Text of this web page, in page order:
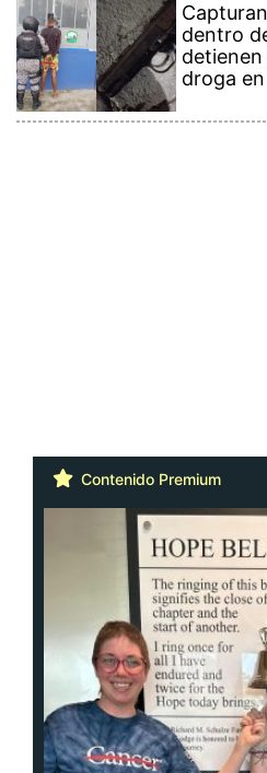
dentro
droga
Contenido Premium